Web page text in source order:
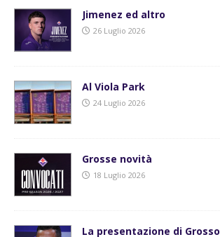
Jimenez ed altro
26 Luglio 2026
Al Viola Park
24 Luglio 2026
Grosse novità
18 Luglio 2026
La presentazione di Grosso